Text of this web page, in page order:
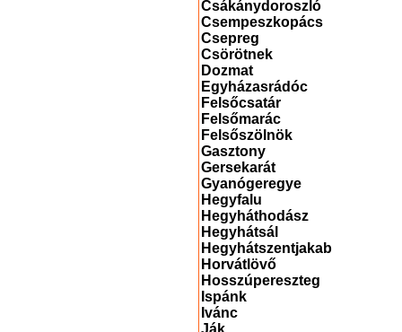
Csákánydoroszló
Csempeszkopács
Csepreg
Csörötnek
Dozmat
Egyházasrádóc
Felsőcsatár
Felsőmarác
Felsőszölnök
Gasztony
Gersekarát
Gyanógeregye
Hegyfalu
Hegyháthodász
Hegyhátsál
Hegyhátszentjakab
Horvátlövő
Hosszúpereszteg
Ispánk
Ivánc
Ják